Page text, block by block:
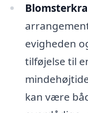
evigheden
tilføjelse til
kan være